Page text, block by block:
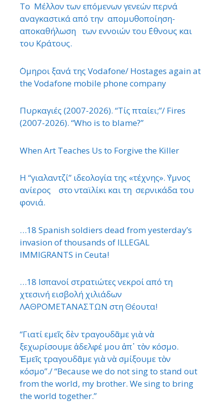
Το Μέλλον των επόμενων γενεών περνά
αναγκαστικά από την απομυθοποίηση-
αποκαθήλωση των εννοιών του ΄Εθνους και
του Κράτους.
΄Ομηροι ξανά της Vodafone/ Hostages again at
the Vodafone mobile phone company
Πυρκαγιές (2007-2026). “Τίς πταίει;”/ Fires
(2007-2026). “Who is to blame?”
When Art Teaches Us to Forgive the Killer
Η “γιαλαντζί” ιδεολογία της «τέχνης». ΄Υμνος
ανίερος στο νταϊλίκι και τη σερνικάδα του
φονιά.
…18 Spanish soldiers dead from yesterday’s
invasion of thousands of ILLEGAL
IMMIGRANTS in Ceuta!
…18 Ισπανοί στρατιώτες νεκροί από τη
χτεσινή εισβολή χιλιάδων
ΛΑΘΡΟΜΕΤΑΝΑΣΤΩΝ στη Θέουτα!
“Γιατί εμεῖς δὲν τραγουδᾶμε γιὰ νὰ
ξεχωρίσουμε ἀδελφέ μου ἀπ᾿ τὸν κόσμο.
Ἐμεῖς τραγουδᾶμε γιὰ νὰ σμίξουμε τὸν
κόσμο”./ “Because we do not sing to stand out
from the world, my brother. We sing to bring
the world together.”